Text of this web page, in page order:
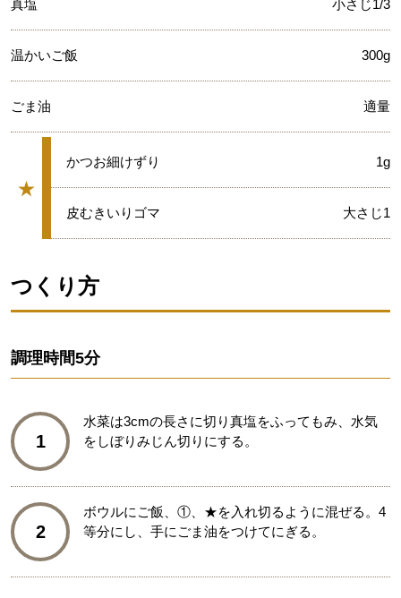
真塩 小さじ1/3
温かいご飯 300g
ごま油 適量
★
グループ
★
かつお細けずり 1g
★
皮むきいりゴマ 大さじ1
つくり方
調理時間5分
1
水菜は3cmの長さに切り真塩をふってもみ、水気
をしぼりみじん切りにする。
2
ボウルにご飯、①、★を入れ切るように混ぜる。4
等分にし、手にごま油をつけてにぎる。